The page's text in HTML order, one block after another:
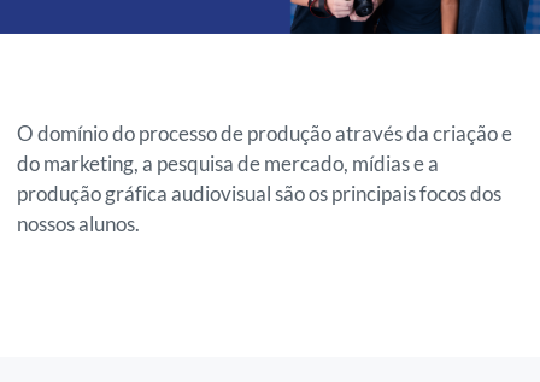
O domínio do processo de produção através da criação e
do marketing, a pesquisa de mercado, mídias e a
produção gráfica audiovisual são os principais focos dos
nossos alunos.